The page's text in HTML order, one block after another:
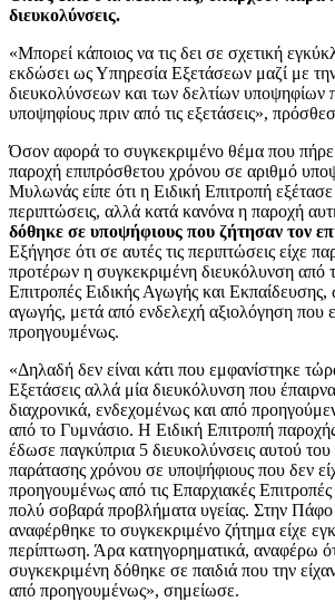
διευκολύνσεις.
«Μπορεί κάποιος να τις δει σε σχετική
εκδώσει ως Υπηρεσία Εξετάσεων μαζί με
διευκολύνσεων και των δελτίων υποψηφίων
υποψηφίους πριν από τις εξετάσεις»,
Όσον αφορά το συγκεκριμένο θέμα που πήρε
παροχή επιπρόσθετου χρόνου σε αριθμό
Μυλωνάς είπε ότι η Ειδική Επιτροπή εξέτασε
περιπτώσεις, αλλά κατά κανόνα η παροχή
δόθηκε σε υποψήφιους που ζήτησαν τον
Εξήγησε ότι σε αυτές τις περιπτώσεις είχε
προτέρων η συγκεκριμένη διευκόλυνση από
Επιτροπές Ειδικής Αγωγής και Εκπαίδευσης,
αγωγής, μετά από ενδελεχή αξιολόγηση που
προηγουμένως.
«Δηλαδή δεν είναι κάτι που εμφανίστηκε
Εξετάσεις αλλά μία διευκόλυνση που
διαχρονικά, ενδεχομένως και από
από το Γυμνάσιο. Η Ειδική Επιτροπή
έδωσε παγκύπρια 5 διευκολύνσεις αυτού
παράτασης χρόνου σε υποψήφιους που δεν
προηγουμένως από τις Επαρχιακές
πολύ σοβαρά προβλήματα υγείας. Στην
αναφέρθηκε το συγκεκριμένο ζήτημα είχε
περίπτωση. Άρα κατηγορηματικά, αναφέρω
συγκεκριμένη δόθηκε σε παιδιά που την
από προηγουμένως», σημείωσε.